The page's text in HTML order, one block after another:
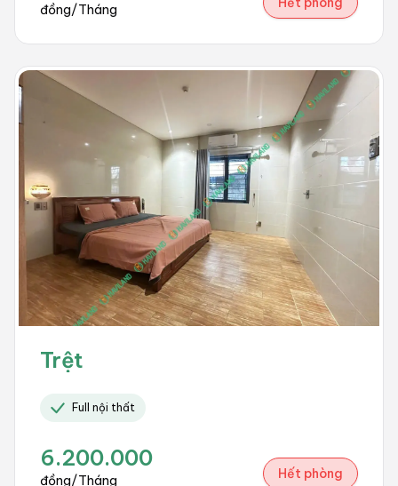
đồng/Tháng
Trệt
Full nội thất
6.200.000
đồng/Tháng Hết phòng